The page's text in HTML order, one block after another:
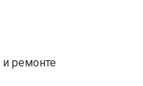
ремонте